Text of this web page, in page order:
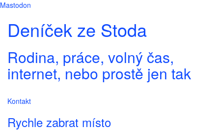
Mastodon
Deníček ze Stoda
Rodina, práce, volný čas,
internet, nebo prostě jen tak
Kontakt
Rychle zabrat místo